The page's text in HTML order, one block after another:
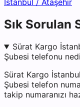
İstanbul / Ataşehir
Sık Sorulan
Sürat Kargo
Şubesi telefonu
Sürat Kargo
Şubesi telefon
takip numaranızı